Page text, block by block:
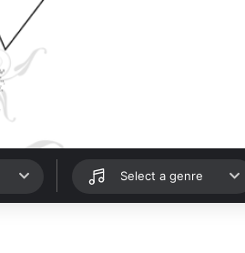
Select a genre